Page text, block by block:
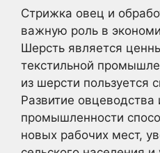
Стрижка овец и
важную роль в
Шерсть является
текстильной
из шерсти пользуется
Развитие овцеводства
промышленности
новых рабочих мест,